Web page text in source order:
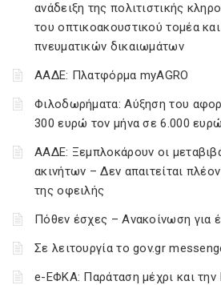
ανάδειξη της πολιτιστικής
του οπτικοακουστικού τομέα
πνευματικών δικαιωμάτων
ΑΑΔΕ: Πλατφόρμα myAGRO
Φιλοδωρήματα: Αύξηση του
300 ευρώ τον μήνα σε 6.000
ΑΑΔΕ: Ξεμπλοκάρουν οι
ακινήτων – Δεν απαιτείται
της οφειλής
Πόθεν έσχες – Ανακοίνωση για
Σε λειτουργία το gov.gr
e-ΕΦΚΑ: Παράταση μέχρι και